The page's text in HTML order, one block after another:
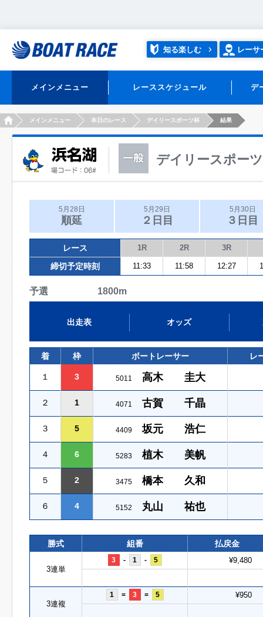
知る楽しむ レーサ
メインメニュー レーススケジュール デ
HOMEメインメニュー 本日のレース デイリースポーツ杯 結果
デイリースポー
5月28日
順延
5月29日
２日目
5月30日
３日目
レース 1R 2R 3R
締切予定時刻 11:33 11:58 12:27
予選 1800m
出走表 オッズ
着 枠 ボートレーサー レ
１ 3 5011 高木 圭大
２ 1 4071 古賀 千晶
３ 5 4409 坂元 浩仁
４ 6 5283 植木 美帆
５ 2 3475 橋本 久和
６ 4 5152 丸山 祐也
勝式 組番 払戻金
3連単
3 - 1 - 5 ¥9,480
3連複
1 = 3 = 5 ¥950